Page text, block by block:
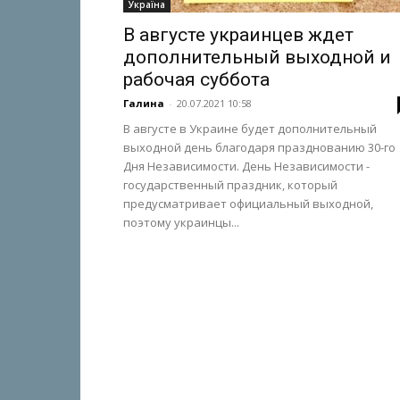
Україна
В августе украинцев ждет
дополнительный выходной и
рабочая суббота
Галина - 20.07.2021 10:58
В августе в Украине будет дополнительный
выходной день благодаря празднованию 30-го
Дня Независимости. День Независимости -
государственный праздник, который
предусматривает официальный выходной,
поэтому украинцы...